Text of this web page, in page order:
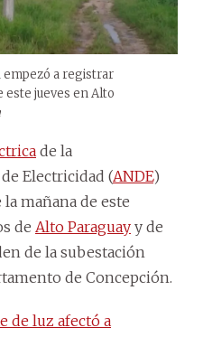
a registrar
este jueves en Alto
de la
Electricidad (ANDE)
mañana de este
de Alto Paraguay y de
de la subestación
de Concepción.
de luz afectó a